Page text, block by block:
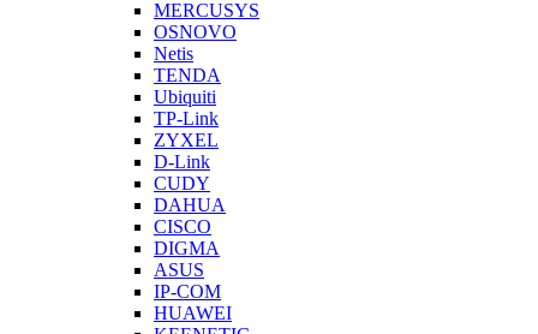
MERCUSYS
OSNOVO
Netis
TENDA
Ubiquiti
TP-Link
ZYXEL
D-Link
CUDY
DAHUA
CISCO
DIGMA
ASUS
IP-COM
HUAWEI